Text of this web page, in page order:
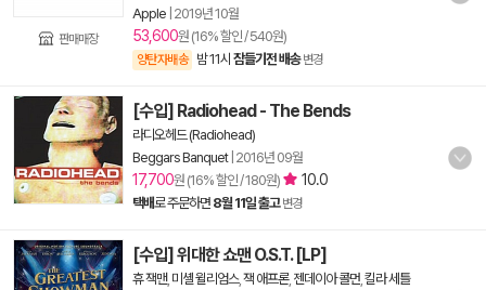
판매매장
Apple 2019년 10월
53,600원 (16% 할인 / 540원)
양탄자배송 밤 11시 잠들기전 배송 변경
[수입] Radiohead - The Bends
라디오헤드 (Radiohead)
Beggars Banquet| 2016년 09월
17,700원 (16% 할인 / 180원) 10.0
택배로 주문하면 8월 11일 출고 변경
[수입] 위대한 쇼맨 O.S.T. [LP]
휴 잭맨, 미셸 윌리엄스, 잭 애프론, 젠데이아 콜먼 킬라 세틀